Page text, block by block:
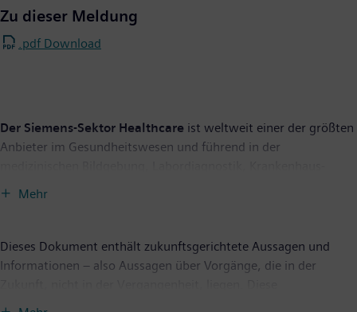
Zu dieser Meldung
.pdf Download
Der Siemens-Sektor Healthcare ist weltweit einer der größten
Anbieter im Gesundheitswesen und führend in der
und Früherkennung über die Diagnose bis zur Therapie und
Nachsorge. Durch eine Optimierung der klinischen
Mehr
Dieses Dokument enthält zukunftsgerichtete Aussagen und
Informationen – also Aussagen über Vorgänge, die in der